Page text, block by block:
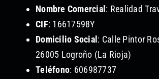
Nombre Comercial : Realidad
CIF: 16617598Y
Domicilio Social : Calle Pintor
26005 Logroño (La Rioja)
Teléfono: 606987737